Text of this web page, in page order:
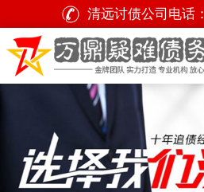
清远讨债公司电话：